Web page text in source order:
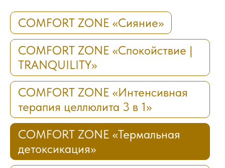
COMFORT ZONE «Сияние»
COMFORT ZONE «Спокойствие |
TRANQUILITY»
COMFORT ZONE «Интенсивная
терапия целлюлита 3 в 1»
COMFORT ZONE «Термальная
детоксикация»